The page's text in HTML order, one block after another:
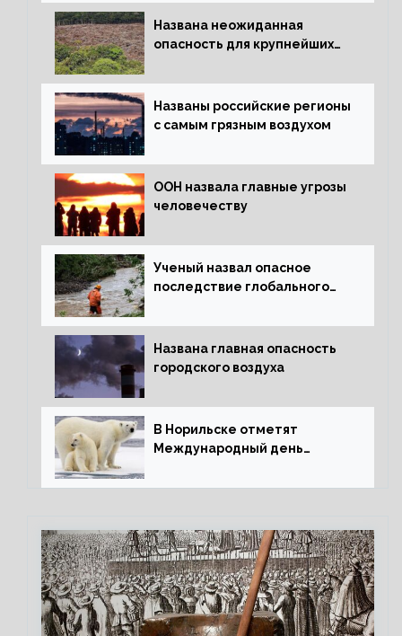
Названа неожиданная
опасность для крупнейших
Названы российские регионы
с самым грязным воздухом
ООН назвала главные угрозы
человечеству
Ученый назвал опасное
последствие глобального
Названа главная опасность
городского воздуха
В Норильске отметят
Международный день